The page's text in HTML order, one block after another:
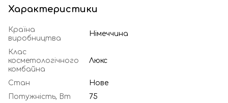
Характеристики
Країна
виробництва
Німеччина
Клас
косметологічного
комбайна
Люкс
Стан
Нове
Потужність, Вт
75